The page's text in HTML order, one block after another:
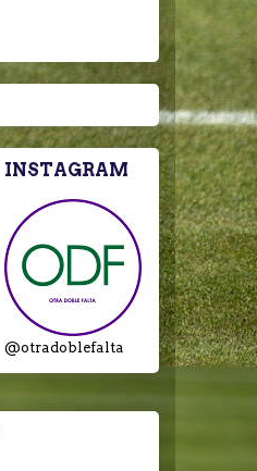
INSTAGRAM
@otradoblefalta